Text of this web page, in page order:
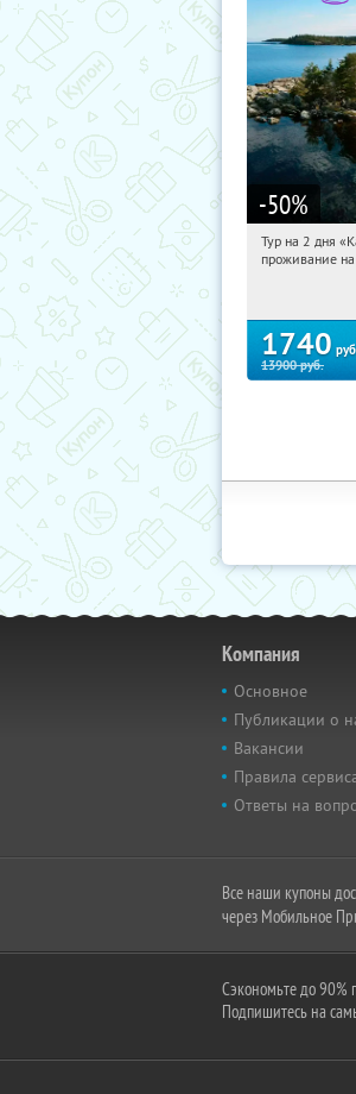
-50%
10:34:15
Тур на 2 дня
проживание на
1740
13900руб.
Компания
Основное
Публикации о
Вакансии
Правила
Ответы на
Все наши купоны
через Мобильное
Сэкономьте до 90%
Подпишитесь на